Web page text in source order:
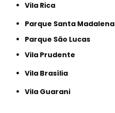
Vila Rica
Parque Santa Madalena
Parque São Lucas
Vila Prudente
Vila Brasília
Vila Guarani